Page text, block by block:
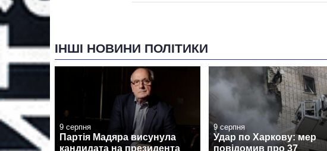
ІНШІ НОВИНИ ПОЛІТИКИ
9 серпня
Партія Мадяра висунула
кандидата на президента
9 серпня
Удар по Харкову: мер
повідомив про 37